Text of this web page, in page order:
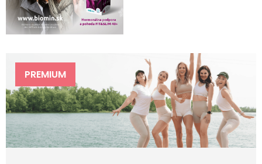
PREMIUM